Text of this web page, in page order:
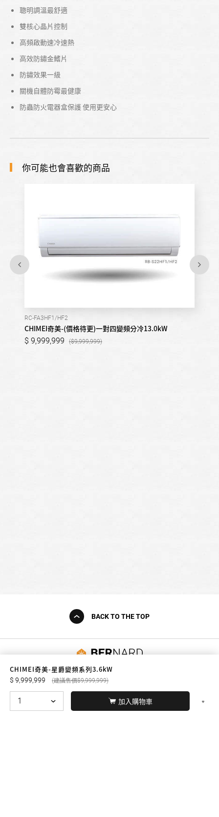
CHIMEI奇美-星爵變頻系列3.6kW
9,999,999 9,999,999
加入購物車
聰明調溫最舒適
雙核心晶片控制
高頻啟動速冷速熱
高效防鏽金鰭片
防鏽效果一級
關機自體防霉最健康
防蟲防火電器盒保護 使用更安心
你可能也會喜歡的商品
RC-FA3HF1/HF2
CHIMEI奇美-(價格待更)一對四變頻分冷13.0kW
9,999,999 9,999,999
BACK TO THE TOP
友誠購物
© BERNARD 2021 WEBDESIGN